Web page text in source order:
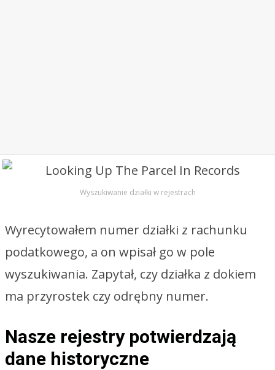
Wyszukiwanie działki w rejestrach
Wyrecytowałem numer działki z rachunku
podatkowego, a on wpisał go w pole
wyszukiwania. Zapytał, czy działka z dokiem
ma przyrostek czy odrębny numer.
Nasze rejestry potwierdzają
dane historyczne